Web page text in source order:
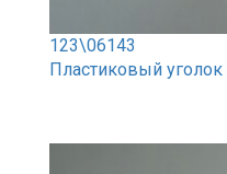
123\06143
Пластиковый